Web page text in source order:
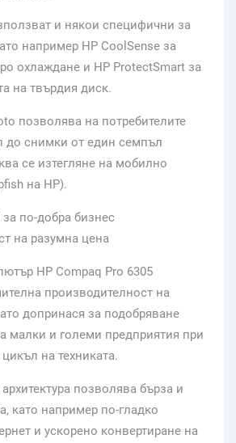
и някои специфични за
например HP CoolSense за
охлаждане и HP ProtectSmart за
на твърдия диск.
позволява на потребителите
до снимки от един семпъл
се изтегляне на мобилно
на HP).
по-добра бизнес
на разумна цена
HP Compaq Pro 6305
производителност на
допринася за подобряване
малки и големи предприятия при
на техниката.
позволява бърза и
като например по-гладко
и ускорено конвертиране на